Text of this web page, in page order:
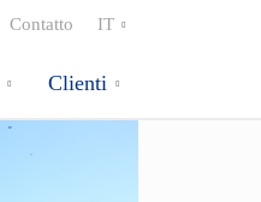
Clienti
Contatto IT